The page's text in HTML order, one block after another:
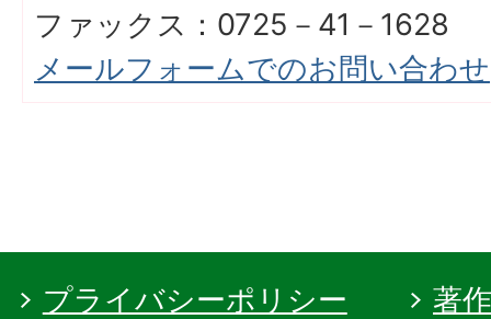
ファックス：0725－41－1628
メールフォームでのお問い合わせ
プライバシーポリシー
著